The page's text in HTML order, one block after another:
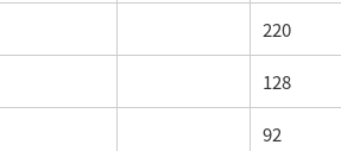
220
128
92